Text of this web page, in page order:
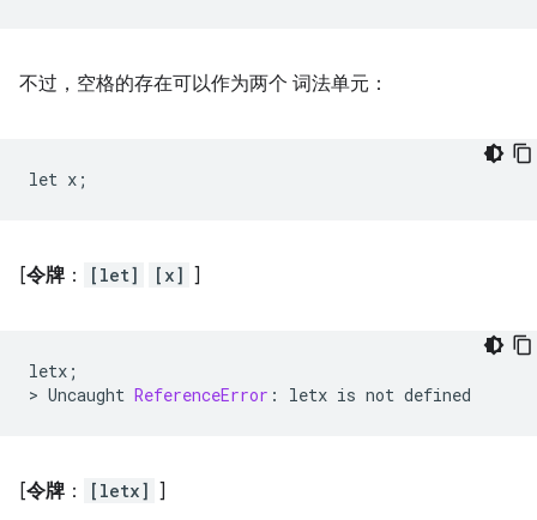
不过，空格的存在可以作为两个 词法单元：
[令牌 ： [let] [x] ]
letx ;
> Uncaught ReferenceError : letx is not defined
[令牌 ： [letx] ]